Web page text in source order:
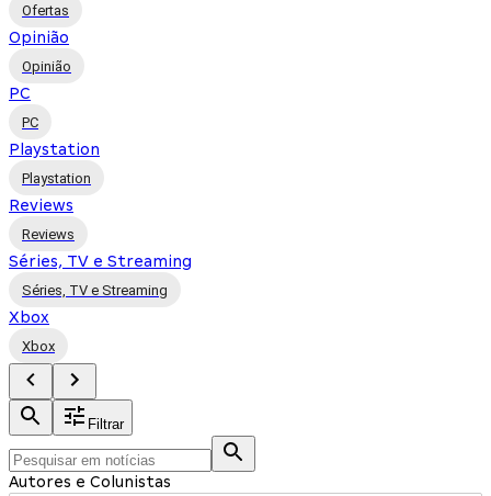
Ofertas
Opinião
Opinião
PC
PC
Playstation
Playstation
Reviews
Reviews
Séries, TV e Streaming
Séries, TV e Streaming
Xbox
Xbox
Filtrar
Autores e Colunistas